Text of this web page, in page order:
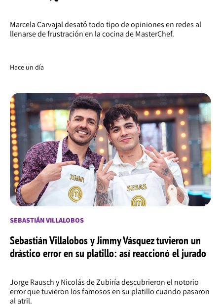
Marcela Carvajal desató todo tipo de opiniones en redes al
llenarse de frustración en la cocina de MasterChef.
Hace un día
SEBASTIÁN VILLALOBOS
Sebastián Villalobos y Jimmy Vásquez tuvieron un
drástico error en su platillo: así reaccionó el jurado
Jorge Rausch y Nicolás de Zubiría descubrieron el notorio
error que tuvieron los famosos en su platillo cuando pasaron
al atril.